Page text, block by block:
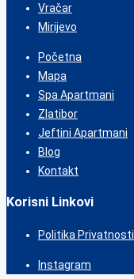
Vračar
Mirijevo
Početna
Mapa
Spa Apartmani
Zlatibor
Jeftini Apartmani
Blog
Kontakt
Korisni Linkovi
Politika Privatnosti
Instagram